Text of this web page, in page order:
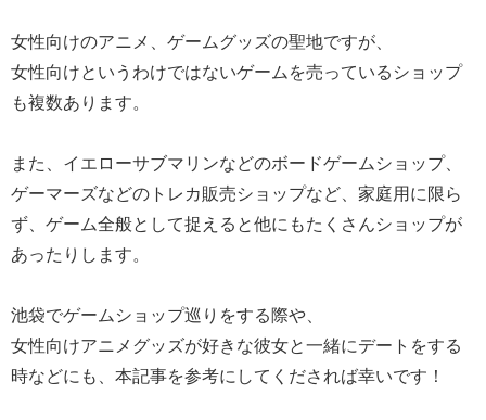
女性向けのアニメ、ゲームグッズの聖地ですが、
女性向けというわけではないゲームを売っているショップ
も複数あります。
また、イエローサブマリンなどのボードゲームショップ、
ゲーマーズなどのトレカ販売ショップなど、家庭用に限ら
ず、ゲーム全般として捉えると他にもたくさんショップが
あったりします。
池袋でゲームショップ巡りをする際や、
女性向けアニメグッズが好きな彼女と一緒にデートをする
時などにも、本記事を参考にしてくだされば幸いです！